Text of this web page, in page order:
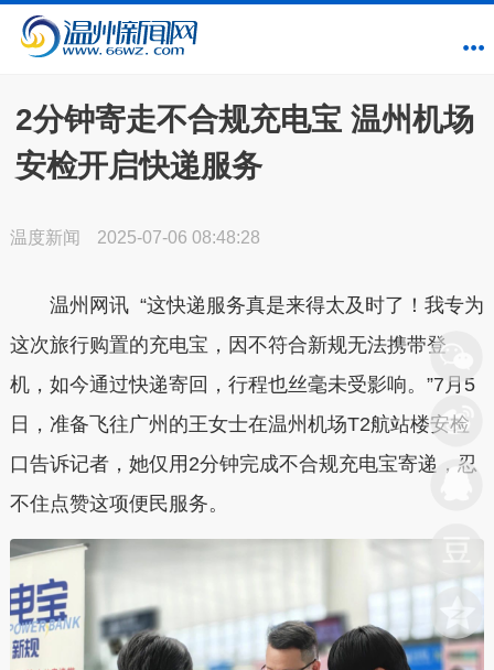
2分钟寄走不合规充电宝 温州机场
安检开启快递服务
温度新闻 2025-07-06 08:48:28
温州网讯 “这快递服务真是来得太及时了！我专为
这次旅行购置的充电宝，因不符合新规无法携带登
机，如今通过快递寄回，行程也丝毫未受影响。”7月5
日，准备飞往广州的王女士在温州机场T2航站楼安检
口告诉记者，她仅用2分钟完成不合规充电宝寄递，忍
不住点赞这项便民服务。